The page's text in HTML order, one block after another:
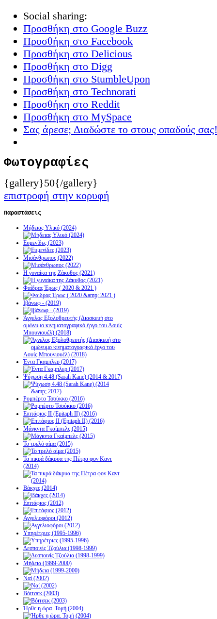
Social sharing:
Προσθήκη στο Google Buzz
Προσθήκη στο Facebook
Προσθήκη στο Delicious
Προσθήκη στο Digg
Προσθήκη στο StumbleUpon
Προσθήκη στο Technorati
Προσθήκη στο Reddit
Προσθήκη στο MySpace
Σας άρεσε; Διαδώστε το στους οπαδούς σας!
Φωτογραφίες
{gallery}50{/gallery}
επιστροφή στην κορυφή
Παραστάσεις
Μήδειας Υλικό (2024)
Ευμενίδες (2023)
Μισάνθρωπος (2022)
Η γυναίκα της Ζάκυθος (2021)
Φαίδρας Έρως ( 2020 & 2021 )
Ιβάνωφ - (2019)
Άγγελος Εξολοθρευτής (Διασκευή στο
ομώνυμο κινηματογραφικό έργο του Λουίς
Μπουνιουέλ) (2018)
Έντα Γκαμπλερ (2017)
Ψύχωση 4.48 (Sarah Kane) (2014 & 2017)
Ρομπέρτο Τσούκκο (2016)
Επιτάφιος ΙΙ (Epitaph II) (2016)
Μάγκντα Γκαίμπελς (2015)
Το τρελό αίμα (2015)
Τα πικρά δάκρυα της Πέτρα φον Καντ
(2014)
Βάκχες (2014)
Επιτάφιος (2012)
Αγγελιοφόροι (2012)
Υπηρέτριες (1995-1996)
Δεσποινίς Τζούλια (1998-1999)
Μήδεια (1999-2000)
Ναί (2002)
Βόιτσεκ (2003)
Ήρθε η ώρα. Τομή (2004)